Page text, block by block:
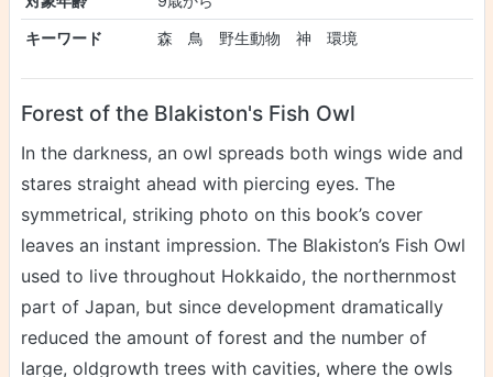
キーワード
森 鳥 野生動物 神 環境
Forest of the Blakiston's Fish Owl
In the darkness, an owl spreads both wings wide and
stares straight ahead with piercing eyes. The
symmetrical, striking photo on this book’s cover
leaves an instant impression. The Blakiston’s Fish Owl
used to live throughout Hokkaido, the northernmost
part of Japan, but since development dramatically
reduced the amount of forest and the number of
large, oldgrowth trees with cavities, where the owls